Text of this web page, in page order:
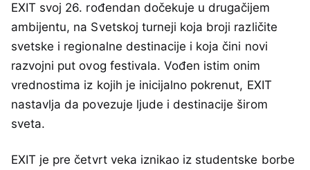
EXIT svoj 26. rođendan dočekuje u drugačijem
ambijentu, na Svetskoj turneji koja broji različite
svetske i regionalne destinacije i koja čini novi
razvojni put ovog festivala. Vođen istim onim
vrednostima iz kojih je inicijalno pokrenut, EXIT
nastavlja da povezuje ljude i destinacije širom
sveta.
EXIT je pre četvrt veka iznikao iz studentske borbe